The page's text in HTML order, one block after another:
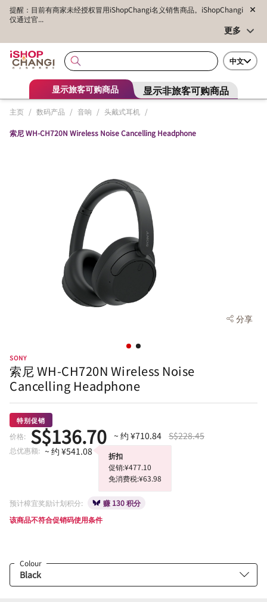
提醒：目前有商家未经授权冒用iShopChangi名义销售商品。iShopChangi
仅通过官...
更多
中文
显示旅客可购商品 显示非旅客可购商品
主页 / 数码产品 / 音响 / 头戴式耳机 /
索尼 WH-CH720N Wireless Noise Cancelling Headphone
分享
SONY
索尼 WH-CH720N Wireless Noise
Cancelling Headphone
特别促销
价格: S$136.70 ~ 约 ¥710.84 S$228.45
总优惠额: ~ 约 ¥541.08
折扣
促销:¥477.10
免消费税:¥63.98
预计樟宜奖励计划积分:
赚 130 积分
该商品不符合促销码使用条件
Colour